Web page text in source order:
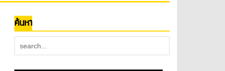
ค้นหา